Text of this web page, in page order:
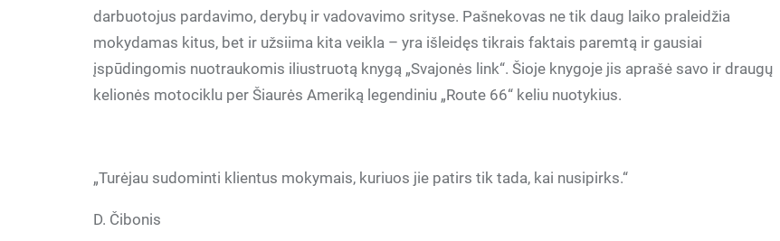
darbuotojus pardavimo, derybų ir vadovavimo srityse. Pašnekovas ne tik daug laiko praleidžia
mokydamas kitus, bet ir užsiima kita veikla – yra išleidęs tikrais faktais paremtą ir gausiai
įspūdingomis nuotraukomis iliustruotą knygą „Svajonės link“. Šioje knygoje jis aprašė savo ir draugų
kelionės motociklu per Šiaurės Ameriką legendiniu „Route 66“ keliu nuotykius.
„Turėjau sudominti klientus mokymais, kuriuos jie patirs tik tada, kai nusipirks.“
D. Čibonis